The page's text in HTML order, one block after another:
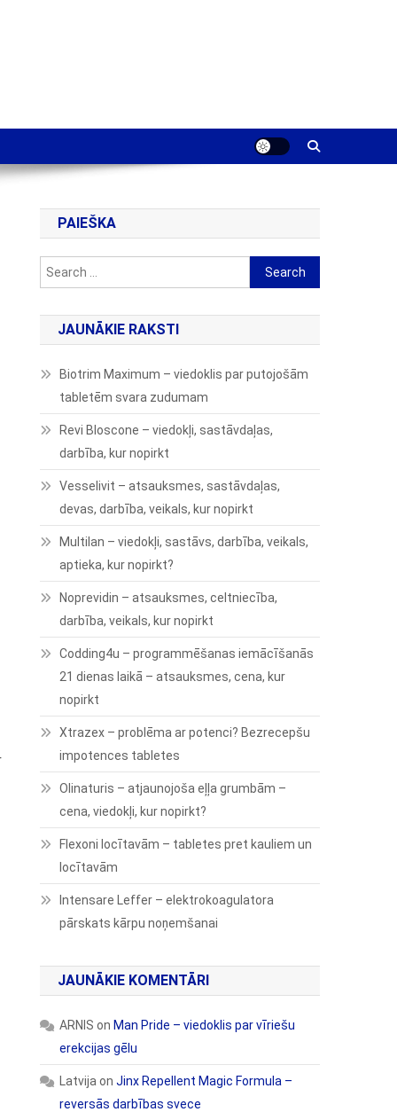
PAIEŠKA
Search
for:
JAUNĀKIE RAKSTI
Biotrim Maximum – viedoklis par putojošām
tabletēm svara zudumam
Revi Bloscone – viedokļi, sastāvdaļas,
darbība, kur nopirkt
Vesselivit – atsauksmes, sastāvdaļas,
devas, darbība, veikals, kur nopirkt
Multilan – viedokļi, sastāvs, darbība, veikals,
aptieka, kur nopirkt?
Noprevidin – atsauksmes, celtniecība,
darbība, veikals, kur nopirkt
Codding4u – programmēšanas iemācīšanās
21 dienas laikā – atsauksmes, cena, kur
nopirkt
Xtrazex – problēma ar potenci? Bezrecepšu
impotences tabletes
Olinaturis – atjaunojoša eļļa grumbām –
cena, viedokļi, kur nopirkt?
Flexoni locītavām – tabletes pret kauliem un
locītavām
Intensare Leffer – elektrokoagulatora
pārskats kārpu noņemšanai
JAUNĀKIE KOMENTĀRI
ARNIS on Man Pride – viedoklis par vīriešu
erekcijas gēlu
Latvija onJinx Repellent Magic Formula –
reversās darbības svece